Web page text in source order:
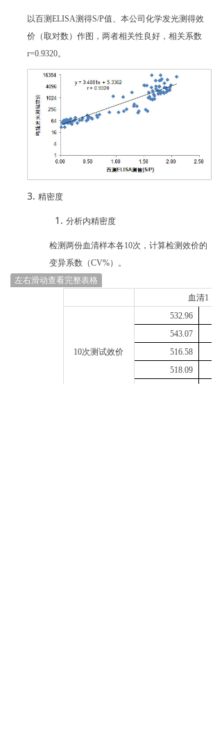
以百测ELISA测得S/P值、本公司化学发光测得效
价（取对数）作图，两者相关性良好，相关系数
r=0.9320。
精密度
分析内精密度
检测两份血清样本各10次，计算检测效价的
变异系数（CV%）。
左右滑动查看完整表格
血清1
10次测试效价
532.96
543.07
516.58
518.09